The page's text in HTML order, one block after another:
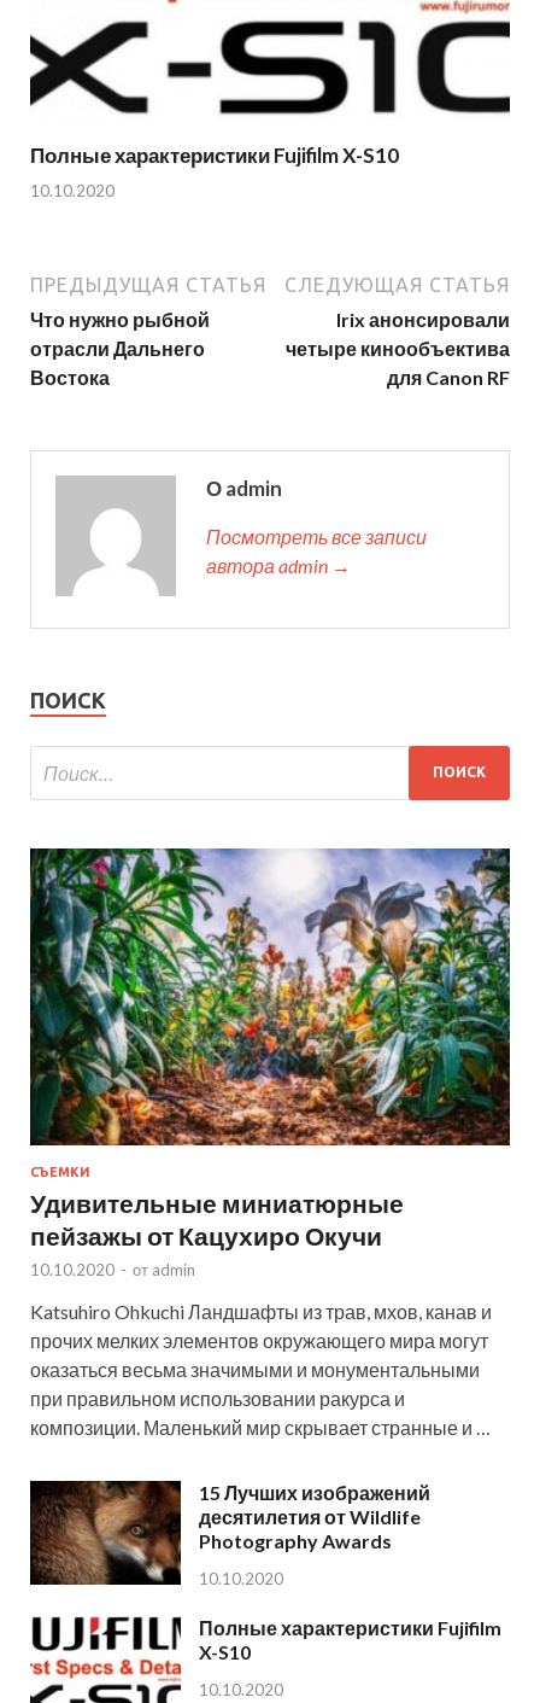
Полные характеристики Fujifilm X-S10
10.10.2020
ПРЕДЫДУЩАЯ СТАТЬЯ
Что нужно рыбной
отрасли Дальнего
Востока
СЛЕДУЮЩАЯ СТАТЬЯ
Irix анонсировали
четыре кинообъектива
для Canon RF
О admin
Посмотреть все записи
автора admin →
ПОИСК
СЪЕМКИ
Удивительные миниатюрные
пейзажы от Кацухиро Окучи
10.10.2020 - от admin
Katsuhiro Ohkuchi Ландшафты из трав, мхов, канав и
прочих мелких элементов окружающего мира могут
оказаться весьма значимыми и монументальными
при правильном использовании ракурса и
композиции. Маленький мир скрывает странные и …
15 Лучших изображений
десятилетия от Wildlife
Photography Awards
10.10.2020
Полные характеристики Fujifilm
X-S10
10.10.2020